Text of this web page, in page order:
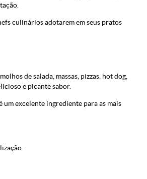
culinários adotarem em seus pratos
de salada, massas, pizzas, hot dog,
e picante sabor.
excelente ingrediente para as mais